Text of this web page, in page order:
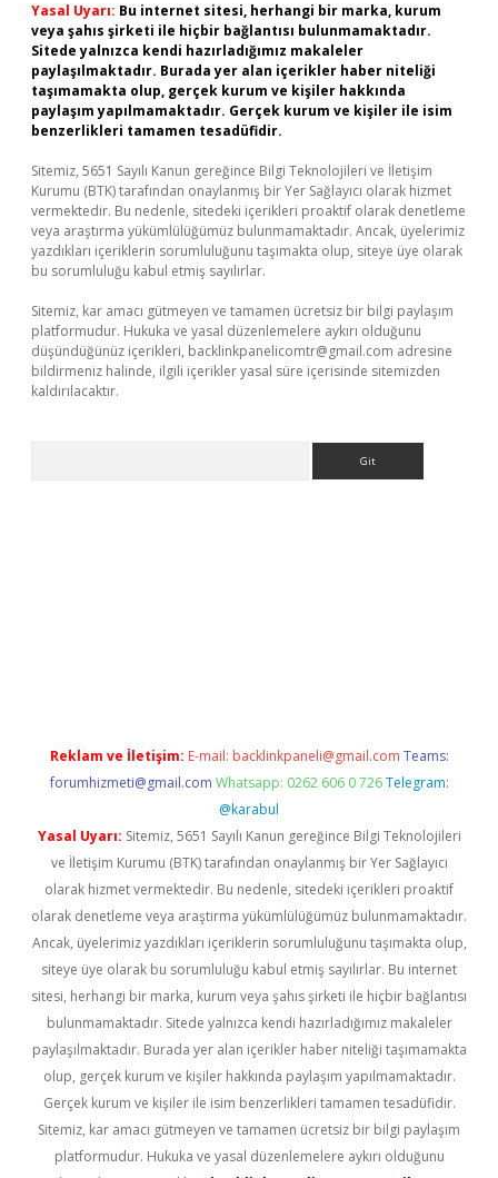
Yasal Uyarı: Bu internet sitesi, herhangi bir marka, kurum
veya şahıs şirketi ile hiçbir bağlantısı bulunmamaktadır.
Sitede yalnızca kendi hazırladığımız makaleler
paylaşılmaktadır. Burada yer alan içerikler haber niteliği
taşımamakta olup, gerçek kurum ve kişiler hakkında
paylaşım yapılmamaktadır. Gerçek kurum ve kişiler ile isim
benzerlikleri tamamen tesadüfidir.
Sitemiz, 5651 Sayılı Kanun gereğince Bilgi Teknolojileri ve İletişim
Kurumu (BTK) tarafından onaylanmış bir Yer Sağlayıcı olarak hizmet
vermektedir. Bu nedenle, sitedeki içerikleri proaktif olarak denetleme
veya araştırma yükümlülüğümüz bulunmamaktadır. Ancak, üyelerimiz
yazdıkları içeriklerin sorumluluğunu taşımakta olup, siteye üye olarak
bu sorumluluğu kabul etmiş sayılırlar.
Sitemiz, kar amacı gütmeyen ve tamamen ücretsiz bir bilgi paylaşım
platformudur. Hukuka ve yasal düzenlemelere aykırı olduğunu
düşündüğünüz içerikleri, backlinkpanelicomtr@gmail.com adresine
bildirmeniz halinde, ilgili içerikler yasal süre içerisinde sitemizden
kaldırılacaktır.
Reklam ve İletişim: E-mail: backlinkpaneli@gmail.com Teams:
forumhizmeti@gmail.com Whatsapp: 0262 606 0 726 Telegram:
@karabul
Yasal Uyarı: Sitemiz, 5651 Sayılı Kanun gereğince Bilgi Teknolojileri
ve İletişim Kurumu (BTK) tarafından onaylanmış bir Yer Sağlayıcı
olarak hizmet vermektedir. Bu nedenle, sitedeki içerikleri proaktif
olarak denetleme veya araştırma yükümlülüğümüz bulunmamaktadır.
Ancak, üyelerimiz yazdıkları içeriklerin sorumluluğunu taşımakta olup,
siteye üye olarak bu sorumluluğu kabul etmiş sayılırlar. Bu internet
sitesi, herhangi bir marka, kurum veya şahıs şirketi ile hiçbir bağlantısı
bulunmamaktadır. Sitede yalnızca kendi hazırladığımız makaleler
paylaşılmaktadır. Burada yer alan içerikler haber niteliği taşımamakta
olup, gerçek kurum ve kişiler hakkında paylaşım yapılmamaktadır.
Gerçek kurum ve kişiler ile isim benzerlikleri tamamen tesadüfidir.
Sitemiz, kar amacı gütmeyen ve tamamen ücretsiz bir bilgi paylaşım
platformudur. Hukuka ve yasal düzenlemelere aykırı olduğunu